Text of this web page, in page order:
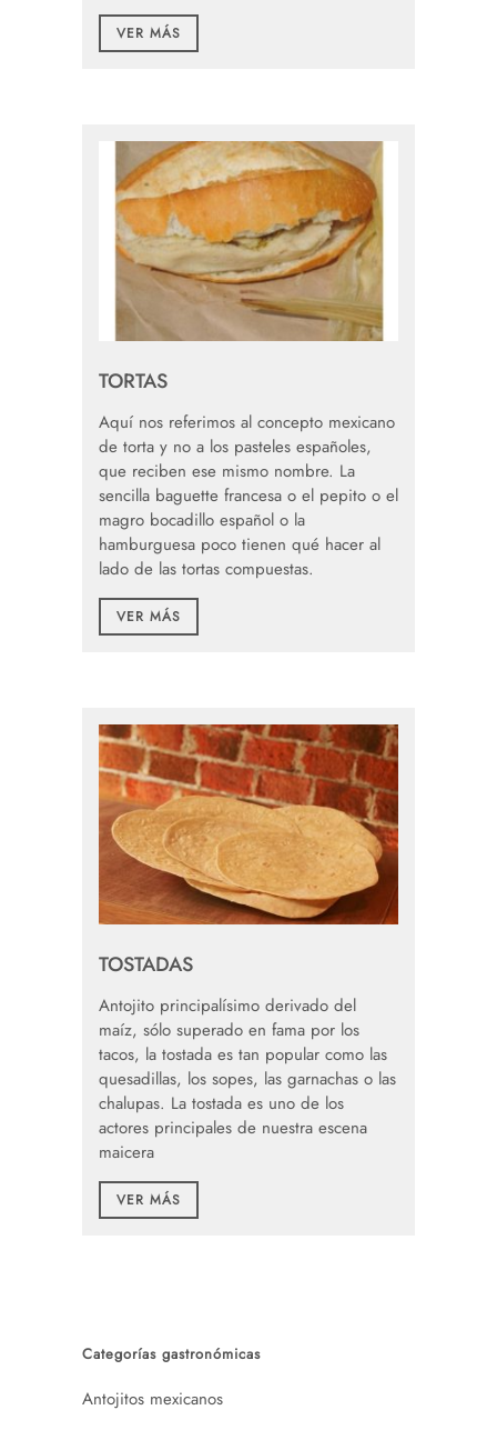
VER MÁS
TORTAS
Aquí nos referimos al concepto mexicano
de torta y no a los pasteles españoles,
que reciben ese mismo nombre. La
sencilla baguette francesa o el pepito o el
magro bocadillo español o la
hamburguesa poco tienen qué hacer al
lado de las tortas compuestas.
VER MÁS
TOSTADAS
Antojito principalísimo derivado del
maíz, sólo superado en fama por los
tacos, la tostada es tan popular como las
quesadillas, los sopes, las garnachas o las
chalupas. La tostada es uno de los
actores principales de nuestra escena
maicera
VER MÁS
Categorías gastronómicas
Antojitos mexicanos